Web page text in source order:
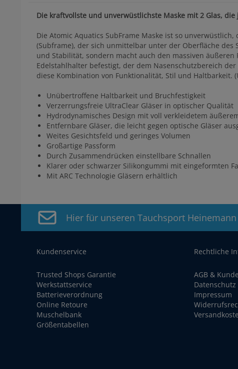
Die kraftvollste und unverwüstlichste Maske mit 2 Glas,
Die Atomic Aquatics SubFrame Maske ist so
(Subframe), der sich unmittelbar unter der Oberfläche
und Stabilität, sondern macht auch den massiven
Edelstahlhalter befestigt, der dem Nasenschutzbereich
diese Kombination von Funktionalität, Stil und Haltbarkeit.
Unübertroffene Haltbarkeit und Bruchfestigkeit
Verzerrungsfreie UltraClear Gläser in optischer Qualität
Hydrodynamisches Design mit voll verkleidetem
Entfernbare Gläser, die leicht gegen optische Gläser
Weites Gesichtsfeld und geringes Volumen
Großartige Passform
Durch Zusammendrücken einstellbare Schnallen
Klarer oder schwarzer Silikongummi mit eingeformten
Mit ARC Technologie Gläsern erhältlich
Hier für unseren Tauchsport
Kundenservice
Trusted Shops Garantie
Werkstattservice
Batterieverordnung
Online Retoure
Muschelbank
Größentabellen
Rechtliche
AGB &
Datenschutz
Impressum